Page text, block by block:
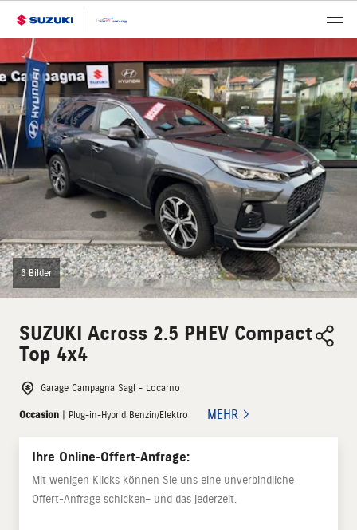
6 Bilder
SUZUKI Across 2.5 PHEV Compact
Top 4x4
Garage Campagna Sagl - Locarno
Occasion | Plug-in-Hybrid Benzin/Elektro MEHR
Ihre Online-Offert-Anfrage:
Mit wenigen Klicks können Sie uns eine unverbindliche
Offert-Anfrage schicken– und das jederzeit.